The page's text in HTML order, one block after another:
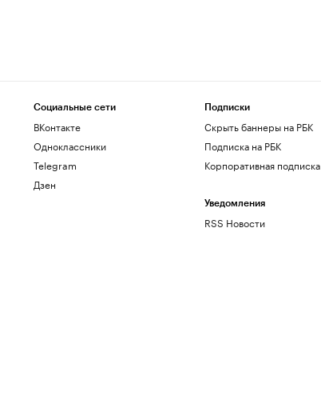
Социальные сети
ВКонтакте
Одноклассники
Telegram
Дзен
Подписки
Скрыть баннеры на РБК
Подписка на РБК
Корпоративная подписка
Уведомления
RSS Новости